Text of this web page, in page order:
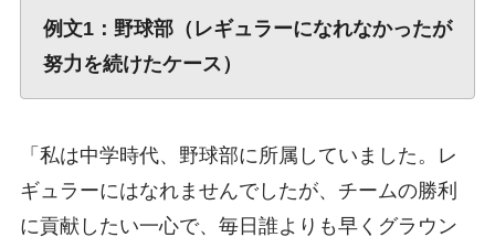
例文1：野球部（レギュラーになれなかったが
努力を続けたケース）
「私は中学時代、野球部に所属していました。レ
ギュラーにはなれませんでしたが、チームの勝利
に貢献したい一心で、毎日誰よりも早くグラウン